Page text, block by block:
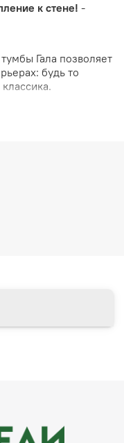
к стене! -
Гала позволяет
будь то
МДФ.